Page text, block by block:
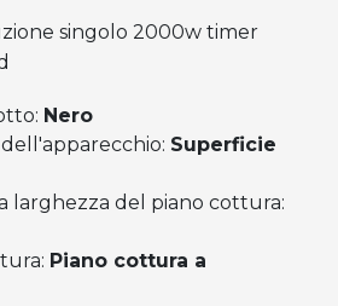
singolo 2000w timer
Nero
Superficie
larghezza del piano cottura:
Piano cottura a